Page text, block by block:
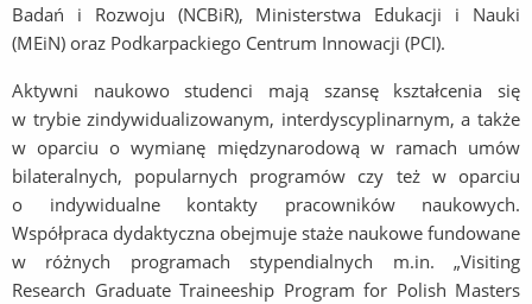
Badań i Rozwoju (NCBiR), Ministerstwa Edukacji i Nauki
(MEiN) oraz Podkarpackiego Centrum Innowacji (PCI).
Aktywni naukowo studenci mają szansę kształcenia się
w trybie zindywidualizowanym, interdyscyplinarnym, a także
w oparciu o wymianę międzynarodową w ramach umów
bilateralnych, popularnych programów czy też w oparciu
o indywidualne kontakty pracowników naukowych.
Współpraca dydaktyczna obejmuje staże naukowe fundowane
w różnych programach stypendialnych m.in. „Visiting
Research Graduate Traineeship Program for Polish Masters